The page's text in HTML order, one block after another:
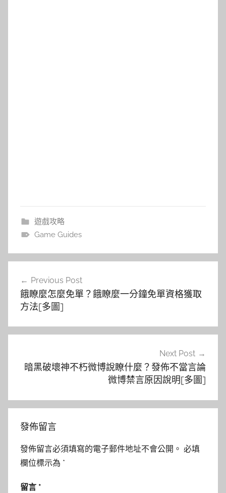
遊戲攻略
Game Guides
章
覽
Previous Post
餓瞭麼怎麼免單？餓瞭麼一分鐘免單資格獲取
方法[多圖]
Next Post
暗黑破壞神不朽微博說瞭什麼？發佈不當言論
微博禁言原因說明[多圖]
發佈留言
發佈留言必須填寫的電子郵件地址不會公開。 必填
欄位標示為 *
留言 *